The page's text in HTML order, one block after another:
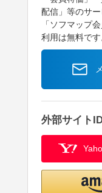
配信」等のサ
「ソフマップ
利用は無料です
外部サイト